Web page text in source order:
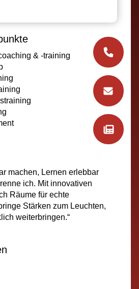
& -training
machen, Lernen erlebbar
ich. Mit innovativen
Räume für echte
Stärken zum Leuchten,
weiterbringen.“